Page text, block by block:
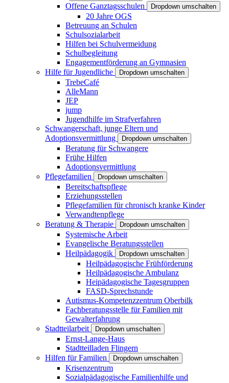
Offene Ganztagsschulen Dropdown umschalten
20 Jahre OGS
Betreuung an Schulen
Schulsozialarbeit
Hilfen bei Schulvermeidung
Schulbegleitung
Engagementförderung an Gymnasien
Hilfe für Jugendliche
Dropdown umschalten
TrebeCafé
AlleMann
JEP
jump
Jugendhilfe im Strafverfahren
Schwangerschaft, junge Eltern und
Adoptionsvermittlung
Dropdown umschalten
Beratung für Schwangere
Frühe Hilfen
Adoptionsvermittlung
Pflegefamilien
Dropdown umschalten
Bereitschaftspflege
Erziehungsstellen
Pflegefamilien für chronisch kranke Kinder
Verwandtenpflege
Beratung & Therapie
Dropdown umschalten
Systemische Arbeit
Evangelische Beratungsstellen
Heilpädagogik
Dropdown umschalten
Heilpädagogische Frühförderung
Heilpädagogische Ambulanz
Heipädagogische Tagesgruppen
FASD-Sprechstunde
Autismus-Kompetenzzentrum Oberbilk
Fachberatungsstelle für Familien mit
Gewalterfahrung
Stadtteilarbeit
Dropdown umschalten
Ernst-Lange-Haus
Stadtteilladen Flingern
Hilfen für Familien
Dropdown umschalten
Krisenzentrum
Sozialpädagogische Familienhilfe und